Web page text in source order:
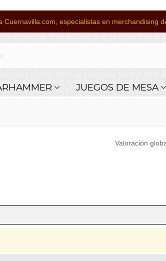
Cuernavilla.com, especialistas en merchandising
JUEGOS DE MESA
Valoración